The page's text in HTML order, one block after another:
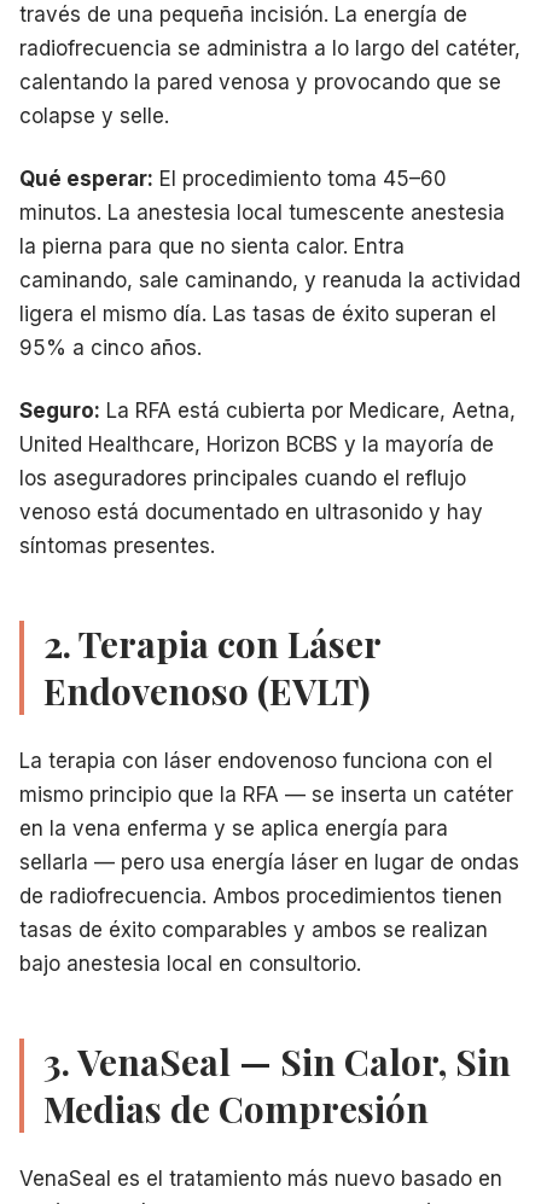
través de una pequeña incisión. La energía de
radiofrecuencia se administra a lo largo del catéter,
calentando la pared venosa y provocando que se
colapse y selle.
Qué esperar: El procedimiento toma 45–60
minutos. La anestesia local tumescente anestesia
la pierna para que no sienta calor. Entra
caminando, sale caminando, y reanuda la actividad
ligera el mismo día. Las tasas de éxito superan el
95% a cinco años.
Seguro: La RFA está cubierta por Medicare, Aetna,
United Healthcare, Horizon BCBS y la mayoría de
los aseguradores principales cuando el reflujo
venoso está documentado en ultrasonido y hay
síntomas presentes.
2. Terapia con Láser
Endovenoso (EVLT)
La terapia con láser endovenoso funciona con el
mismo principio que la RFA — se inserta un catéter
en la vena enferma y se aplica energía para
sellarla — pero usa energía láser en lugar de ondas
de radiofrecuencia. Ambos procedimientos tienen
tasas de éxito comparables y ambos se realizan
bajo anestesia local en consultorio.
3. VenaSeal — Sin Calor, Sin
Medias de Compresión
VenaSeal es el tratamiento más nuevo basado en